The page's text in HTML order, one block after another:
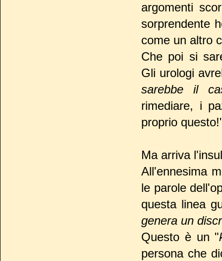
argomenti
sorprendente
come un altro
Che poi si
Gli urologi
sarebbe il
rimediare, i
proprio
Ma arriva
All'ennesima
le parole
questa linea
genera un
Questo è un "
persona che